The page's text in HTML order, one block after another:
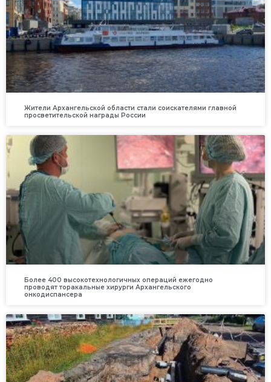
Жители Архангельской области стали соискателями главной
просветительской награды России
Более 400 высокотехнологичных операций ежегодно
проводят торакальные хирурги Архангельского
онкодиспансера